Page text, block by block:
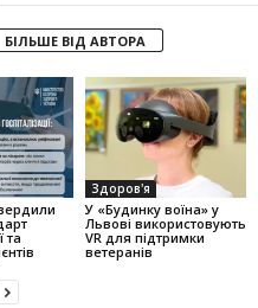
БІЛЬШЕ ВІД АВТОРА
та
Здоров'я
У «Будинку воїна» у
Львові використовують
VR для підтримки
ветеранів